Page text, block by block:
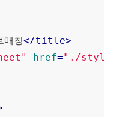
칭</title>
href="./